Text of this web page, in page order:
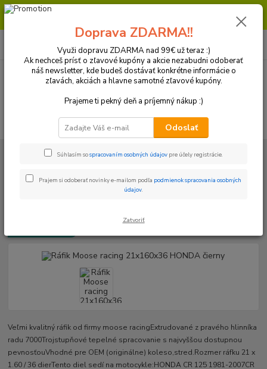
Milí zákazníci, pri objednávke nad 99€ získate poštovné ZDARMA.
(Po-Pia, 8:30-16:30 hod.)
Kolesá a Pneumatiky Ráfiky
Ráfik Moose racing 21x160x36
Ráfik Moose racing 21x160x36
Veľmi kvalitný ráfik od firmy moose racingExtrudované z pravého hlinníka
radu 7000Trojstupňové tepelné spracovanie s najvyššou dostupnou
pevnosťouVhodné pre OEM (originálne) koleso,stred.Rozmer ráfku 21 x
1.60 / 36 dierTento diel sedí na motocykle:HONDA CR 125 1981-2007CR
Doprava ZDARMA!!
Využi dopravu ZDARMA nad 99€ už teraz :)
Ak nechceš prísť o zľavové kupóny a akcie nezabudni odoberať
náš newsletter, kde budeš dostávať konkrétne informácie o
zľavách, akciách a hlavne samotné zľavové kupóny.
Prajeme ti pekný deň a príjemný nákup :)
Odoslať
Súhlasím sospracovaním osobných údajov pre účely registrácie.
Prajem si odoberať novinky e-mailom podľa podmienok spracovania osobných
údajov.
Zatvoriť